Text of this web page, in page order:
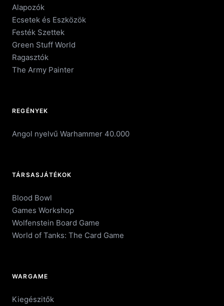
Alapozók
Ecsetek és Eszközök
Festék Szettek
Green Stuff World
Ragasztók
The Army Painter
REGÉNYEK
Angol nyelvű Warhammer 40.000
TÁRSASJÁTÉKOK
Blood Bowl
Games Workshop
Wolfenstein Board Game
World of Tanks: The Card Game
WARGAME
Kiegészitők